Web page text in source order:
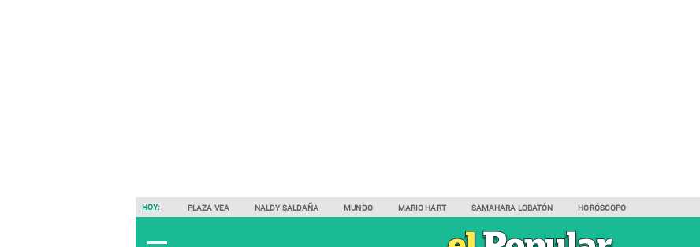
HOY: PLAZA VEA NALDY SALDAÑA MUNDO MARIO HART SAMAHARA LOBATÓN HORÓSCOPO